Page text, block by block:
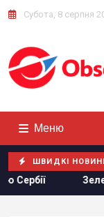
Субота, 8 серпня
Меню
ШВИДКІ
Українська